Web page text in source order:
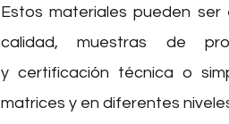
Estos materiales pueden
calidad, muestras de
y certificación técnica o
matrices y en diferentes